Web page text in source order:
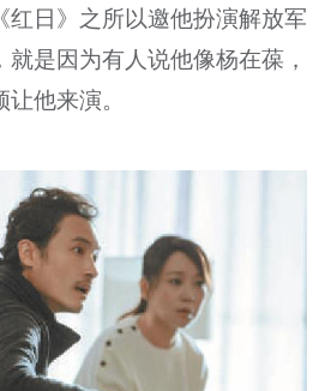
红日》之所以邀他扮演解放军
是因为有人说他像杨在葆，
他来演。